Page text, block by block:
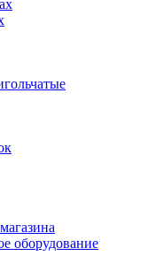
оборудование